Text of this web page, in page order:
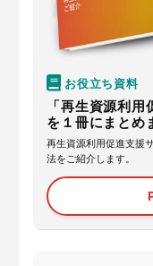
お役立ち資料
「再生資源利
を１冊にまとめ
再生資源利用促進支援
法をご紹介します。